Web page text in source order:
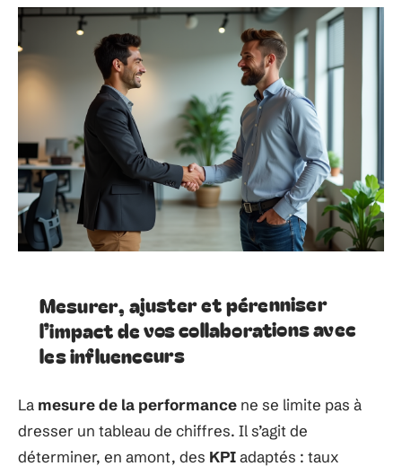
Mesurer, ajuster et pérenniser
l’impact de vos collaborations avec
les influenceurs
La mesure de la performance ne se limite pas à
dresser un tableau de chiffres. Il s’agit de
déterminer, en amont, des KPIadaptés : taux